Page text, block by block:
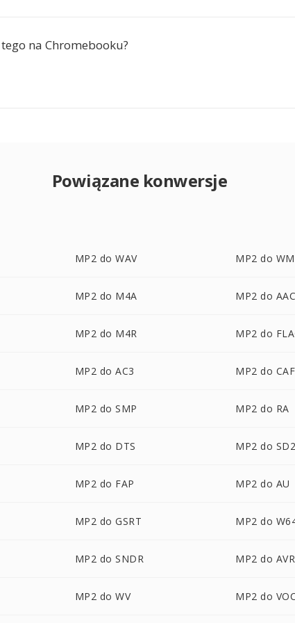
na Chromebooku?
Powiązane konwersje
MP2 do WAV MP2 do
MP2 do M4A MP2 do
MP2 do M4R MP2 do
MP2 do AC3 MP2 do CAF
MP2 do SMP MP2 do RA
MP2 do DTS MP2 do
MP2 do FAP MP2 do AU
MP2 do GSRT MP2 do
MP2 do SNDR MP2 do AVR
MP2 do WV MP2 do